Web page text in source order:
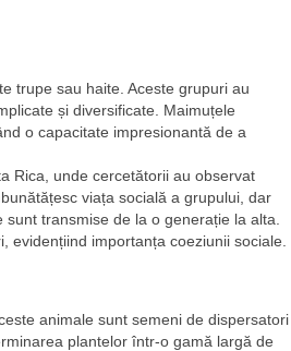
trupe sau haite. Aceste grupuri au
și diversificate. Maimuțele
o capacitate impresionantă de a
Rica, unde cercetătorii au observat
viața socială a grupului, dar
transmise de la o generație la alta.
importanța coeziunii sociale.
animale sunt semeni de dispersatori
plantelor într-o gamă largă de